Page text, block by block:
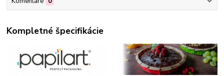
Kompletné špecifikácie